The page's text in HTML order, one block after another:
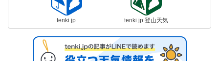
tenki.jp tenki.jp 登山天気